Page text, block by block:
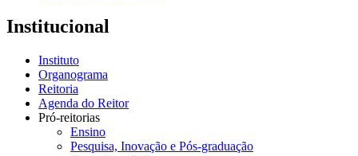
Institucional
Instituto
Organograma
Reitoria
Agenda do Reitor
Pró-reitorias
Ensino
Pesquisa, Inovação e Pós-graduação